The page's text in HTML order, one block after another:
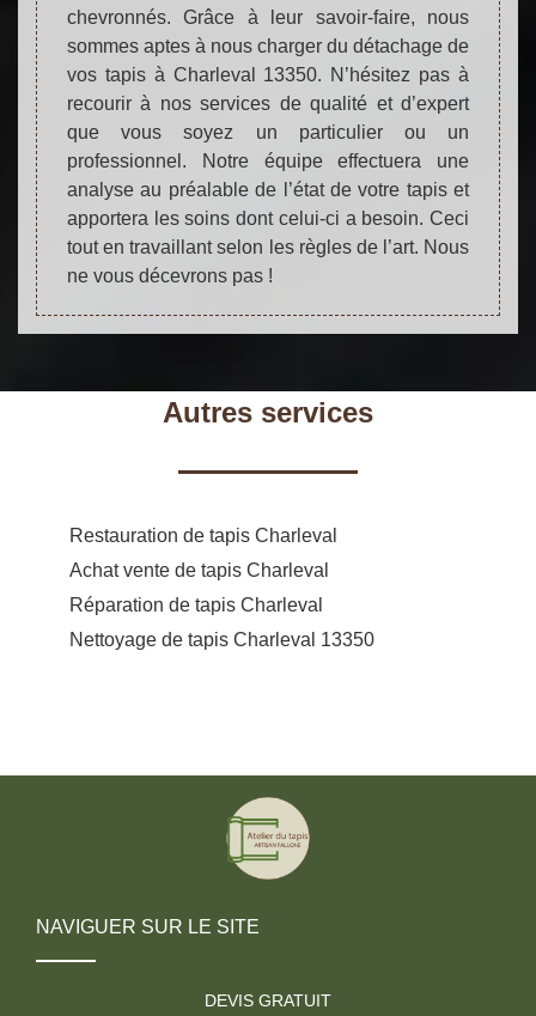
chevronnés. Grâce à leur savoir-faire, nous
sommes aptes à nous charger du détachage de
vos tapis à Charleval 13350. N’hésitez pas à
recourir à nos services de qualité et d’expert
que vous soyez un particulier ou un
professionnel. Notre équipe effectuera une
analyse au préalable de l’état de votre tapis et
apportera les soins dont celui-ci a besoin. Ceci
tout en travaillant selon les règles de l’art. Nous
ne vous décevrons pas !
Autres services
Restauration de tapis Charleval
Achat vente de tapis Charleval
Réparation de tapis Charleval
Nettoyage de tapis Charleval 13350
NAVIGUER SUR LE SITE
DEVIS GRATUIT